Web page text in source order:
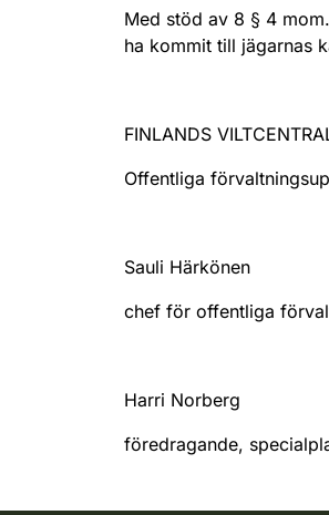
Med stöd av 8 § 4
ha kommit till jägarnas
FINLANDS
Offentliga
Sauli Härkönen
chef för offentliga
Harri Norberg
föredragande,